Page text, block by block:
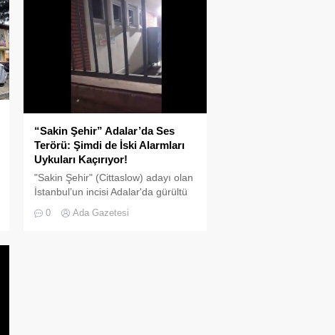
“Sakin Şehir” Adalar’da Ses
Terörü: Şimdi de İski Alarmları
Uykuları Kaçırıyor!
"Sakin Şehir" (Cittaslow) adayı olan
İstanbul’un incisi Adalar'da gürültü
0 Ada Gazetesi